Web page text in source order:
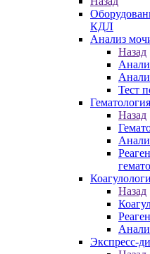
КДЛ
Анализ
Назад
Тест
Гематология
Назад
Назад
Экспресс-